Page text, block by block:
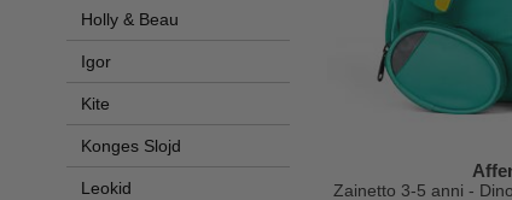
Holly & Beau
Igor
Kite
Konges Slojd
Leokid
Zainetto 3-5 anni -